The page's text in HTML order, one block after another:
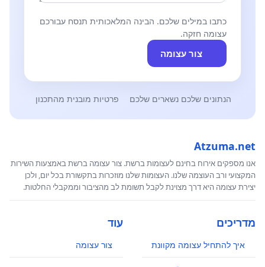
כתבו במילים שלכם. הבינה המלאכותית תנסח עבורכם
עצומה חזקה.
צור עצומה
הנתונים שלכם נשארים שלכם פרטיות מובנית מהתכנון
Atzuma.net
אנו מספקים אירוח בחינם לעצומות ברשת. צור עצומה ברשת באמצעות השירות
המקצועי ורב העוצמה שלנו. העצומות שלנו מוזכרות בתקשורת בכל יום, ולכן
יצירת עצומה היא דרך מצוינת לקבל תשומת לב מהציבור וממקבלי החלטות.
מדריכים
איך להתחיל עצומה מקוונת
עוד
צור עצומה